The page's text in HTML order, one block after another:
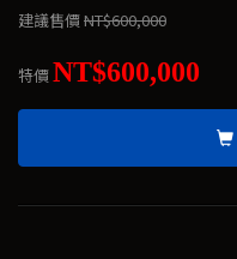
建議售價NT$600,000
特價NT$600,000